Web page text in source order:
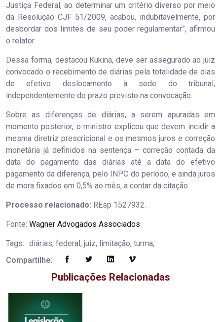
Justiça Federal, ao determinar um critério diverso por meio
da Resolução CJF 51/2009, acabou, indubitavelmente, por
desbordar dos limites de seu poder regulamentar”, afirmou
o relator.
Dessa forma, destacou Kukina, deve ser assegurado ao juiz
convocado o recebimento de diárias pela totalidade de dias
de efetivo deslocamento à sede do tribunal,
independentemente do prazo previsto na convocação.
Sobre as diferenças de diárias, a serem apuradas em
momento posterior, o ministro explicou que devem incidir a
mesma diretriz prescricional e os mesmos juros e correção
monetária já definidos na sentença – correção contada da
data do pagamento das diárias até a data do efetivo
pagamento da diferença, pelo INPC do período, e ainda juros
de mora fixados em 0,5% ao mês, a contar da citação.
Processo relacionado: REsp 1527932.
Fonte: Wagner Advogados Associados
Tags: diárias, federal, juiz, limitação, turma,
Compartilhe:
Publicações Relacionadas